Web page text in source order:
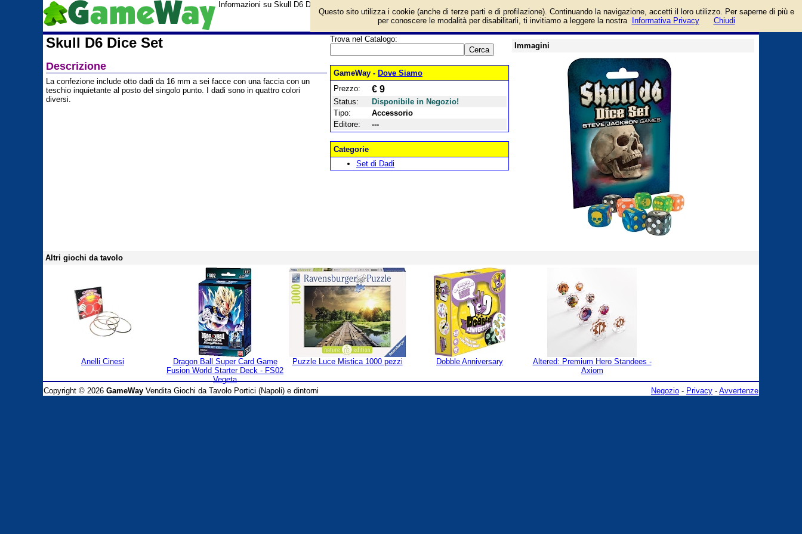
guida
Informazioni su Skull D6 Dice Set e prezzo di vendita. Prodotto da ---
Skull D6 Dice Set
Descrizione
La confezione include otto dadi da 16 mm a sei facce con una faccia con un
teschio inquietante al posto del singolo punto. I dadi sono in quattro colori
diversi.
Trova nel Catalogo:
GameWay - Dove Siamo
Prezzo:
€ 9
Status:
Disponibile in Negozio!
Tipo:
Accessorio
Editore:
---
Categorie
Set di Dadi
Immagini
Altri giochi da tavolo
Anelli Cinesi
Dragon Ball Super Card Game
Fusion World Starter Deck - FS02
Vegeta
Puzzle Luce Mistica 1000 pezzi Dobble Anniversary
Altered: Premium Hero Standees -
Axiom
Copyright © 2026 GameWay Vendita Giochi da Tavolo Portici (Napoli) e dintorni Negozio - Privacy - Avvertenze
Questo sito utilizza i cookie (anche di terze parti e di profilazione). Continuando la navigazione, accetti il loro utilizzo. Per saperne di più e
per conoscere le modalità per disabilitarli, ti invitiamo a leggere la nostra
Informativa Privacy Chiudi